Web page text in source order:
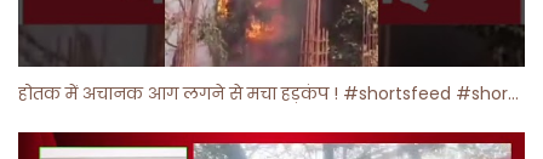
होतक में अचानक आग लगने से मचा हड़कंप ! #shortsfeed #shorts #viralshorts